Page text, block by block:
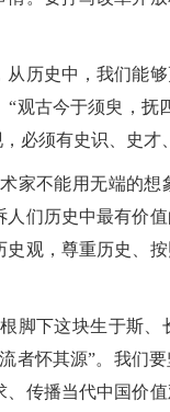
史中，我们能够
观古今于须臾，抚
必须有史识、史才
不能用无端的想
们历史中最有价
观，尊重历史、
下这块生于斯、
者怀其源”。我们
传播当代中国价